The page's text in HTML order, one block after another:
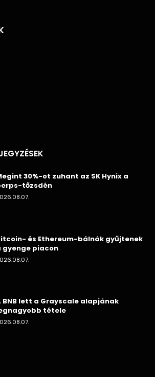
30%-ot zuhant az SK Hynix a
tőzsdén
és Ethereum-bálnák gyűjtenek
gyenge piacon
BNB lett a Grayscale alapjának
tétele